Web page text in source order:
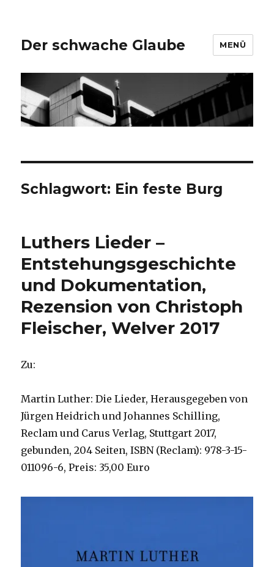
Der schwache Glaube MENÜ
Schlagwort: Ein feste Burg
Luthers Lieder –
Entstehungsgeschichte
und Dokumentation,
Rezension von Christoph
Fleischer, Welver 2017
Zu:
Martin Luther: Die Lieder, Herausgegeben von
Jürgen Heidrich und Johannes Schilling,
Reclam und Carus Verlag, Stuttgart 2017,
gebunden, 204 Seiten, ISBN (Reclam): 978-3-15-
011096-6, Preis: 35,00 Euro